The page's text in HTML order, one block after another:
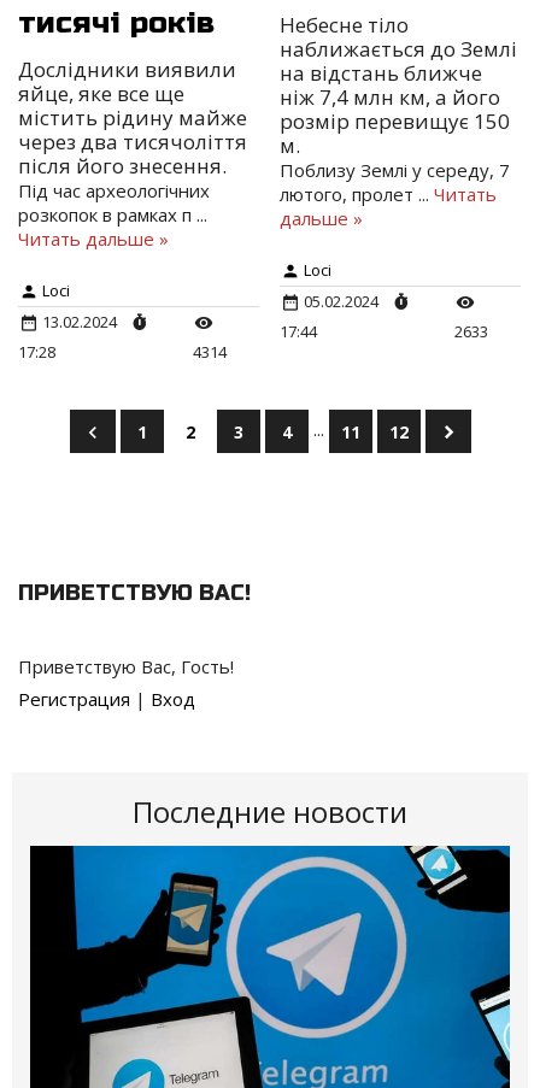
тисячі років
Дослідники виявили
яйце, яке все ще
містить рідину майже
через два тисячоліття
після його знесення.
Під час археологічних
розкопок в рамках п ...
Читать дальше »
Loci
13.02.2024
17:28
4314
Небесне тіло
наближається до Землі
на відстань ближче
ніж 7,4 млн км, а його
розмір перевищує 150
м.
Поблизу Землі у середу, 7
лютого, пролет...Читать
дальше »
Loci
05.02.2024
17:44
2633
1 2 3 4 ... 11 12
ПРИВЕТСТВУЮ ВАС!
Приветствую Вас, Гость!
Регистрация | Вход
Последние новости